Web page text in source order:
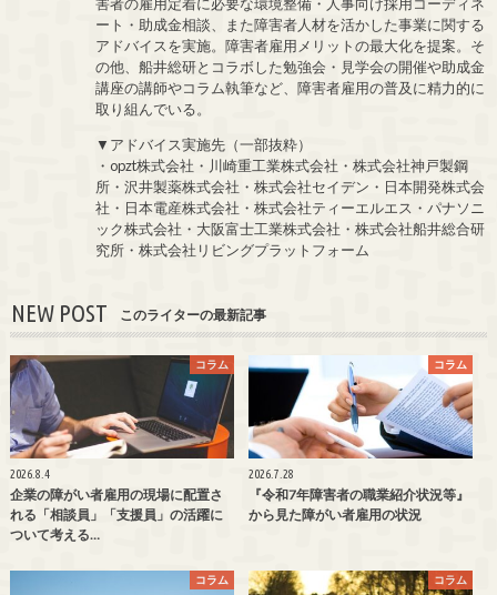
害者の雇用定着に必要な環境整備・人事向け採用コーディネ
ート・助成金相談、また障害者人材を活かした事業に関する
アドバイスを実施。障害者雇用メリットの最大化を提案。そ
の他、船井総研とコラボした勉強会・見学会の開催や助成金
講座の講師やコラム執筆など、障害者雇用の普及に精力的に
取り組んでいる。
▼アドバイス実施先（一部抜粋）
・opzt株式会社・川崎重工業株式会社・株式会社神戸製鋼
所・沢井製薬株式会社・株式会社セイデン・日本開発株式会
社・日本電産株式会社・株式会社ティーエルエス・パナソニ
ック株式会社・大阪富士工業株式会社・株式会社船井総合研
究所・株式会社リビングプラットフォーム
NEW POST このライターの最新記事
コラム
2026.8.4
企業の障がい者雇用の現場に配置さ
れる「相談員」「支援員」の活躍に
ついて考える…
コラム
2026.7.28
『令和7年障害者の職業紹介状況等』
から見た障がい者雇用の状況
コラム コラム